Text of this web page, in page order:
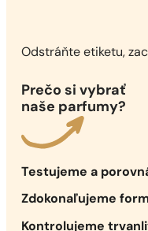
Odstráňte etiketu,
Prečo si vybrať
naše parfumy?
Testujeme a
Zdokonaľujeme
Kontrolujeme